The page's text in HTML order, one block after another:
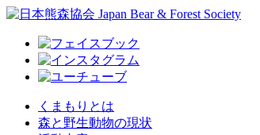
くまもりとは
森と野生動物の現状